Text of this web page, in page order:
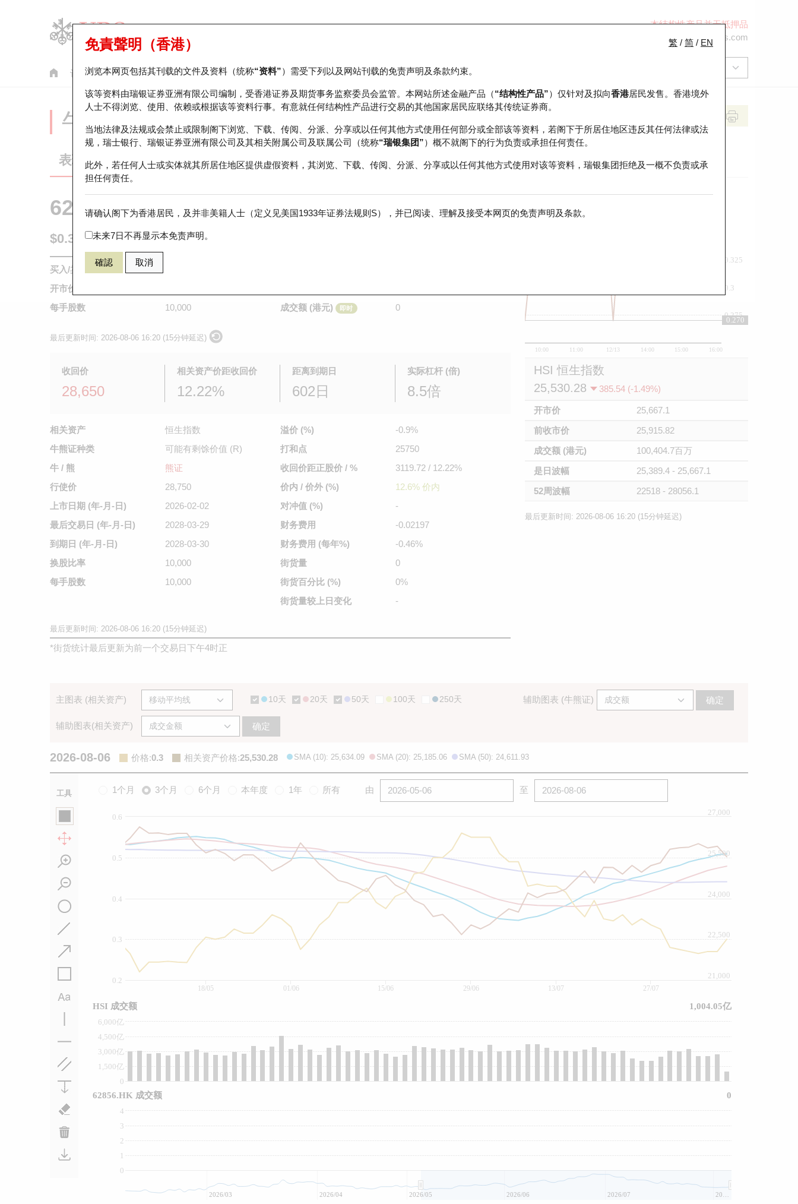
本结构性产品并无抵押品
ol-hkwarrants@ubs.com
认股证 牛熊证 美股指数产品 轮证市场统计 正股数据及市场统计 瑞银轮证教室
繁 / 简 / EN
免責聲明（香港）
浏览本网页包括其刊载的文件及资料（统称“资料”）需受下列以及网站刊载的免责声明及条款约束。
该等资料由瑞银证券亚洲有限公司编制，受香港证券及期货事务监察委员会监管。本网站所述金融产品（“结构性产品”）仅针对及拟向香港居民发售。香港境外
人士不得浏览、使用、依赖或根据该等资料行事。有意就任何结构性产品进行交易的其他国家居民应联络其传统证券商。
当地法律及法规或会禁止或限制阁下浏览、下载、传阅、分派、分享或以任何其他方式使用任何部分或全部该等资料，若阁下于所居住地区违反其任何法律或法
规，瑞士银行、瑞银证券亚洲有限公司及其相关附属公司及联属公司（统称“瑞银集团”）概不就阁下的行为负责或承担任何责任。
此外，若任何人士或实体就其所居住地区提供虚假资料，其浏览、下载、传阅、分派、分享或以任何其他方式使用对该等资料，瑞银集团拒绝及一概不负责或承
担任何责任。
请确认阁下为香港居民，及并非美籍人士（定义见美国1933年证券法规则S），并已阅读、理解及接受本网页的免责声明及条款。
未来7日不再显示本免责声明。
確認 取消
牛熊证分析仪
表现 街货统计 比较
62856 摩利熊证 HSI 恒生指数
$0.3 0.03 (+11.11%) 即时
买入/卖出价
开市价
每手股数
10,000
成交额 (港元)
即时 0
最后更新时间: 2026-08-06 16:20 (15分钟延迟)
收回价
28,650
相关资产价距收回价
12.22%
距离到期日
602日
实际杠杆 (倍)
8.5倍
相关资产
恒生指数
牛熊证种类
可能有剩馀价值 (R)
牛 / 熊
熊证
行使价
28,750
上市日期 (年-月-日)
2026-02-02
最后交易日 (年-月-日)
2028-03-29
到期日 (年-月-日)
2028-03-30
换股比率
10,000
每手股数
10,000
溢价 (%)
-0.9%
打和点
25750
收回价距正股价 / %
3119.72 / 12.22%
价内 / 价外 (%)
12.6% 价内
对冲值 (%)
-
财务费用
-0.02197
财务费用 (每年%)
-0.46%
街货量
0
街货百分比 (%)
0%
街货量较 上日变化 -
最后更新时间: 2026-08-06 16:20 (15分钟延迟)
*街货统计最后更新为前一个交易日下午4时正
10:00 11:00 12/13 14:00 15:00 16:00
0.275
0.3
0.325
0.270
HSI 恒生指数
25,530.28
385.54 (-1.49%)
开市价
25,667.1
前收市价
25,915.82
成交额 (港元)
100,404.7百万
是日波幅
25,389.4 - 25,667.1
52周波幅
22518 - 28056.1
最后更新时间: 2026-08-06 16:20 (15分钟延迟)
主图表 (相关资产) 10天 20天 50天 100天 250天 辅助图表 (牛熊证) 确定
辅助图表(相关资产) 确定
2026-08-06 价格:0.3 相关资产价格:25,530.28 SMA (10): 25,634.09 SMA (20): 25,185.06 SMA (50): 24,611.93
工具 1个月 3个月 6个月 本年度 1年 所有 由 至
0.6
0.2
0.3
0.4
0.5
24,000
21,000
22,500
25,500
27,000
0
1,500亿
3,000亿
4,500亿
6,000亿
0
1
2
3
4
01/06
18/05 15/06 29/06 13/07 27/07
2026/03 2026/04 2026/05 2026/06 2026/07
HSI 成交额 1,004.05亿
62856.HK 成交额 0